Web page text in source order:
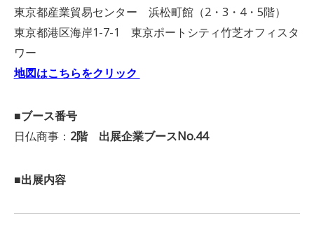
東京都産業貿易センター 浜松町館（2・3・4・5階）
東京都港区海岸1-7-1 東京ポートシティ竹芝オフィスタ
ワー
地図はこちらをクリック
■ブース番号
日仏商事： 2階 出展企業ブースNo.44
■出展内容